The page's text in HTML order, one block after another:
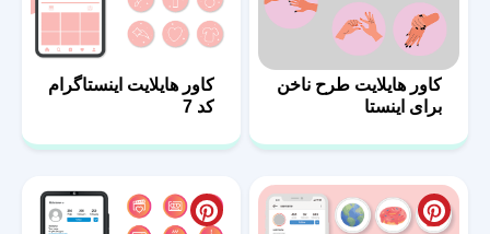
کاور هایلایت طرح ناخن
برای اینستا
کاور هایلایت اینستاگرام
کد 7